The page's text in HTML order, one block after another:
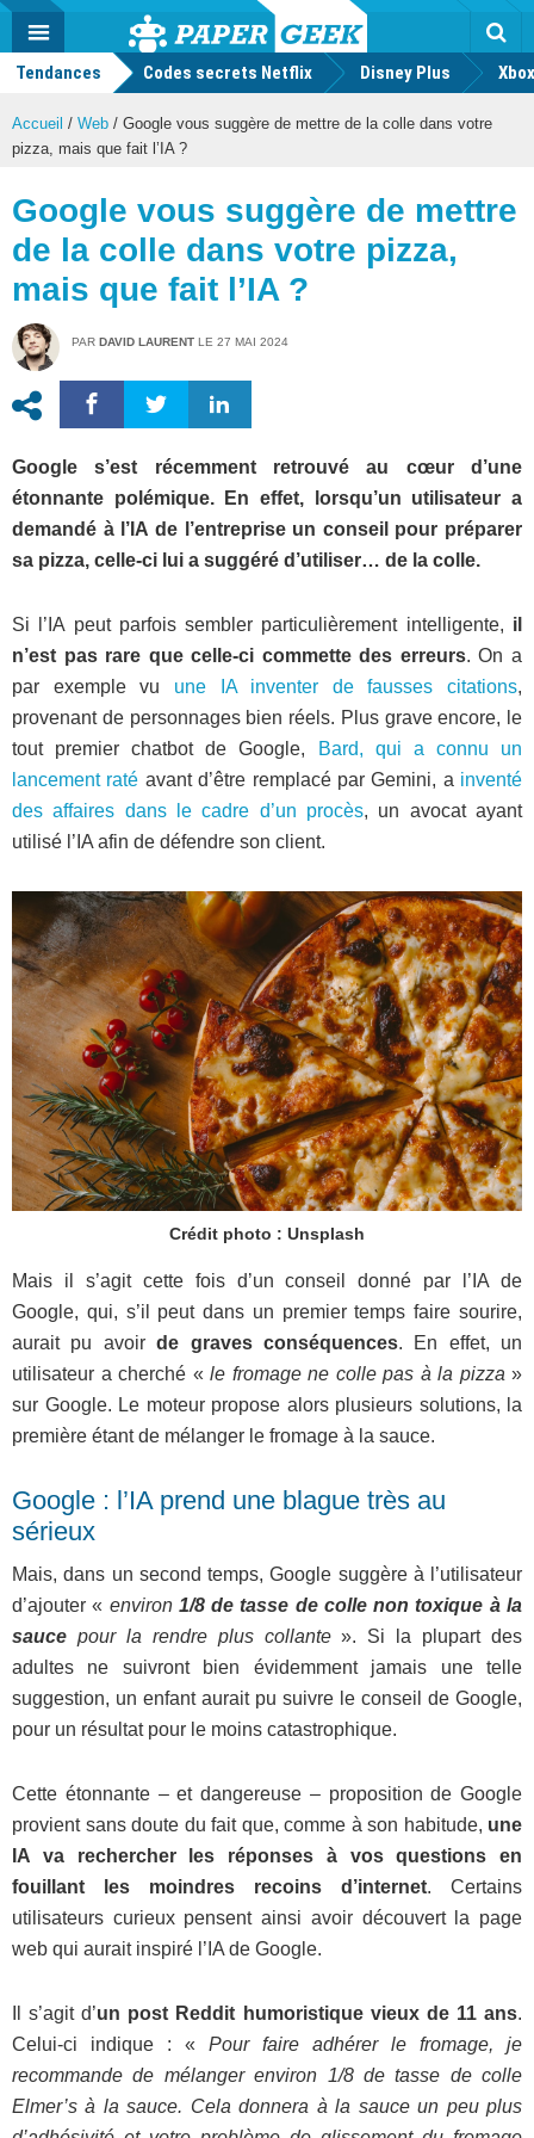
Actu
geek
MENU
Tendances Codes secrets Netflix Disney Plus
Accueil / Web / Google vous suggère de mettre de la colle dans votre
pizza, mais que fait l’IA ?
Google vous suggère de mettre
de la colle dans votre pizza,
mais que fait l’IA ?
PAR DAVID LAURENT LE 27 MAI 2024
Google s’est récemment retrouvé au cœur d’une
étonnante polémique. En effet, lorsqu’un utilisateur a
demandé à l’IA de l’entreprise un conseil pour préparer
sa pizza, celle-ci lui a suggéré d’utiliser… de la colle.
Si l’IA peut parfois sembler particulièrement intelligente, il
n’est pas rare que celle-ci commette des erreurs. On a
par exemple vu une IA inventer de fausses citations,
provenant de personnages bien réels. Plus grave encore, le
tout premier chatbot de Google,
Bard, qui a connu un
lancement raté avant d’être remplacé par Gemini, a inventé
des affaires dans le cadre d’un procès, un avocat ayant
utilisé l’IA afin de défendre son client.
Crédit photo : Unsplash
Mais il s’agit cette fois d’un conseil donné par l’IA de
Google, qui, s’il peut dans un premier temps faire sourire,
aurait pu avoirde graves conséquences. En effet, un
utilisateur a cherché « le fromage ne colle pas à la pizza »
sur Google. Le moteur propose alors plusieurs solutions, la
première étant de mélanger le fromage à la sauce.
Google : l’IA prend une blague très au
sérieux
Mais, dans un second temps, Google suggère à l’utilisateur
d’ajouter « environ 1/8 de tasse de colle non toxique à la
sauce pour la rendre plus collante». Si la plupart des
adultes ne suivront bien évidemment jamais une telle
suggestion, un enfant aurait pu suivre le conseil de Google,
pour un résultat pour le moins catastrophique.
Cette étonnante – et dangereuse – proposition de Google
provient sans doute du fait que, comme à son habitude, une
IA va rechercher les réponses à vos questions en
fouillant les moindres recoins d’internet. Certains
utilisateurs curieux pensent ainsi avoir découvert la page
web qui aurait inspiré l’IA de Google.
Il s’agit d’un post Reddit humoristique vieux de 11 ans.
Celui-ci indique : « Pour faire adhérer le fromage, je
recommande de mélanger environ 1/8 de tasse de colle
Elmer’s à la sauce. Cela donnera à la sauce un peu plus
Mode
FacebookTwitter Youtube